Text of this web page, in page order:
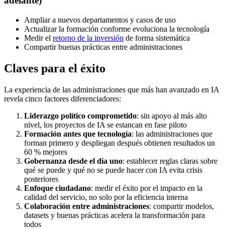
Ampliar a nuevos departamentos y casos de uso
Actualizar la formación conforme evoluciona la tecnología
Medir el retorno de la inversión de forma sistemática
Compartir buenas prácticas entre administraciones
Claves para el éxito
La experiencia de las administraciones que más han avanzado en IA
revela cinco factores diferenciadores:
Liderazgo político comprometido: sin apoyo al más alto
nivel, los proyectos de IA se estancan en fase piloto
Formación antes que tecnología: las administraciones que
forman primero y despliegan después obtienen resultados un
60 % mejores
Gobernanza desde el día uno: establecer reglas claras sobre
qué se puede y qué no se puede hacer con IA evita crisis
posteriores
Enfoque ciudadano: medir el éxito por el impacto en la
calidad del servicio, no solo por la eficiencia interna
Colaboración entre administraciones: compartir modelos,
datasets y buenas prácticas acelera la transformación para
todos